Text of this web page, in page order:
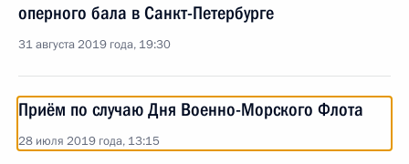
оперного бала в Санкт-Петербурге
31 августа 2019 года, 19:30
Приём по случаю Дня Военно-Морского Флота
28 июля 2019 года, 13:15